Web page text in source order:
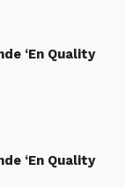
‘En Quality
‘En Quality